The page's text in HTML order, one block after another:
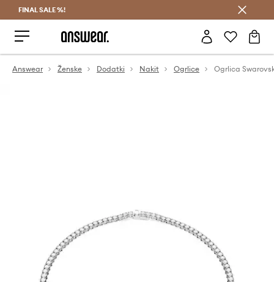
FINAL SALE %!
Answear Ženske Dodatki Nakit Ogrlice Ogrlica